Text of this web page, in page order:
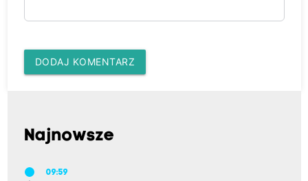
DODAJ KOMENTARZ
Najnowsze
09:59